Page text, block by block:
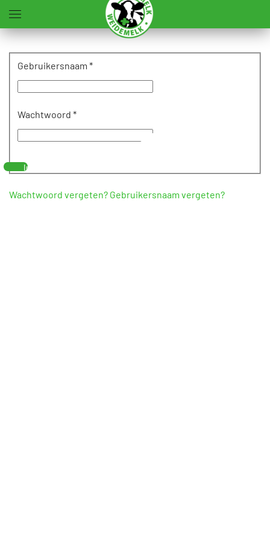
Terug naar hoofdinhoud
Gebruikersnaam *
Wachtwoord *
Inloggen
Wachtwoord vergeten? Gebruikersnaam vergeten?